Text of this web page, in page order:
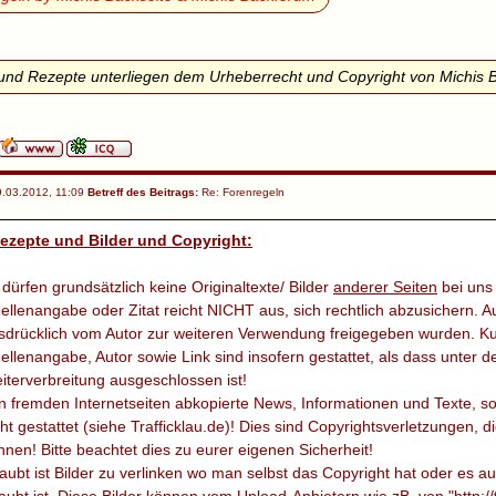
richtig einordnen, kann dein Posting ohne Vorwarnung verschoben
deines Accounts führen.
bzw. "SPAMing" zählt man unaussagekräftige Beiträge, "Push-
eines Unterforums nach oben zu schieben), private
Thema passen. SPAMing lässt sich vermeiden, indem man - statt
im Forum!
in jeder Form ist unerwünscht. Falls ihr auf eure Homepage
ein.
Werbung unter dem Posting und in der Signatur, dafür ist
verstossen werden, wird der Beitrag
von Mitgliedern für das eigene/fremde Forum ist
führen zur Sperrung das Account !!!.
maximal 1 Dshini Bannerin der Signatur sein. Danke.
Rezepte unterliegen dem Urheberrecht und Copyright von Michis
11:09 Betreff des Beitrags: Re: Forenregeln
und Bilder und Copyright:
dürfen grundsätzlich keine Originaltexte/ Bilder anderer Seiten bei
oder Zitat reicht NICHT aus, sich rechtlich abzusichern.
vom Autor zur weiteren Verwendung freigegeben wurden.
Autor sowie Link sind insofern gestattet, als dass unter
ausgeschlossen ist!
fremden Internetseiten abkopierte News, Informationen und Texte,
gestattet (siehe Trafficklau.de)! Dies sind Copyrightsverletzungen,
Bitte beachtet dies zu eurer eigenen Sicherheit!
ist Bilder zu verlinken wo man selbst das Copyright hat oder es